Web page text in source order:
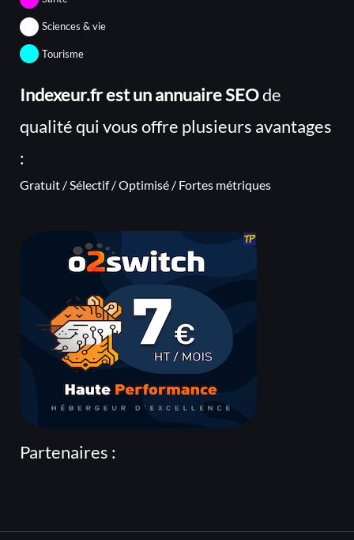
Sciences & vie
Tourisme
Indexeur.fr est un annuaire SEOde
qualité qui vous offre plusieurs avantages
:
Gratuit / Sélectif / Optimisé / Fortes métriques
Partenaires :